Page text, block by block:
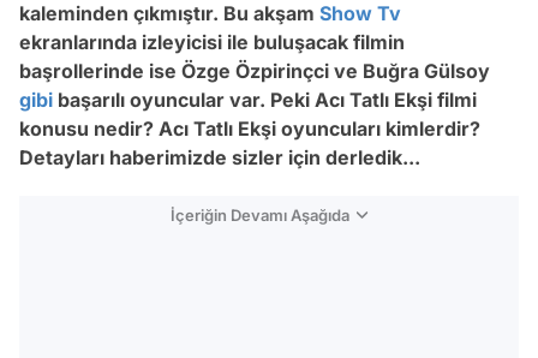
kaleminden çıkmıştır. Bu akşam Show Tv
ekranlarında izleyicisi ile buluşacak filmin
başrollerinde ise Özge Özpirinçci ve Buğra Gülsoy
gibi başarılı oyuncular var. Peki Acı Tatlı Ekşi filmi
konusu nedir? Acı Tatlı Ekşi oyuncuları kimlerdir?
Detayları haberimizde sizler için derledik...
İçeriğin Devamı Aşağıda